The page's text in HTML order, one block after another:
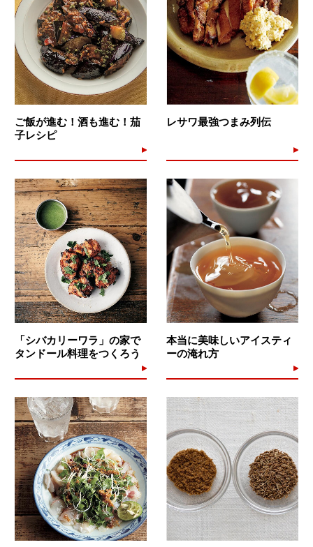
ご飯が進む！酒も進む！茄
子レシピ
レサワ最強つまみ列伝
「シバカリーワラ」の家で
タンドール料理をつくろう
本当に美味しいアイスティ
ーの淹れ方